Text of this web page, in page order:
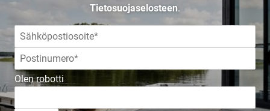
Tietosuojaselosteen.
Olen robotti
Tilaa esite